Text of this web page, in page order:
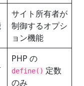
サイト所有者が
制御するオプシ
ョン機能
PHP の
define() 定数
のみ